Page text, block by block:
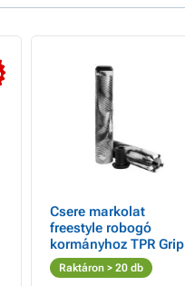
Csere markolat
freestyle robogó
kormányhoz TPR Grip
(X-CORE), 2db
Raktáron > 20 db